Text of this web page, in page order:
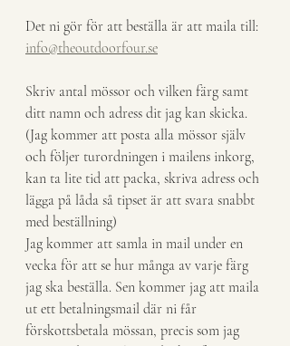
Det ni gör för att beställa är att maila till:
info@theoutdoorfour.se
Skriv antal mössor och vilken färg samt
ditt namn och adress dit jag kan skicka.
(Jag kommer att posta alla mössor själv
och följer turordningen i mailens inkorg,
kan ta lite tid att packa, skriva adress och
lägga på låda så tipset är att svara snabbt
med beställning)
Jag kommer att samla in mail under en
vecka för att se hur många av varje färg
jag ska beställa. Sen kommer jag att maila
ut ett betalningsmail där ni får
förskottsbetala mössan, precis som jag